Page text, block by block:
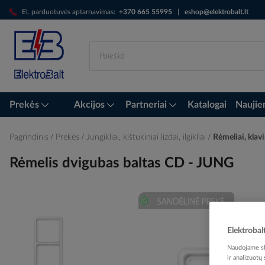
El. parduotuvės aptarnavimas: +370 665 55995 eshop@elektrobalt.lt
Skip
to
Content
Prekės Akcijos Partneriai Katalogai
Pagrindinis Prekės Jungikliai, kištukiniai lizdai, ilgikliai Rėmeliai,
Rėmelis dvigubas baltas CD - JUNG
Naudojame
ir analizuotų